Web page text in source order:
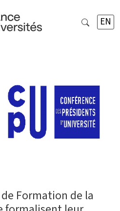
EN
Formation de la